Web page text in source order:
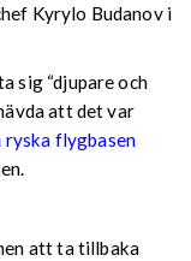
Kyrylo Budanov i
sig “djupare och
att det var
ryska flygbasen
att ta tillbaka